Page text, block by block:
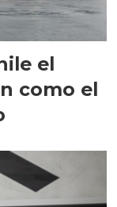
el
como el